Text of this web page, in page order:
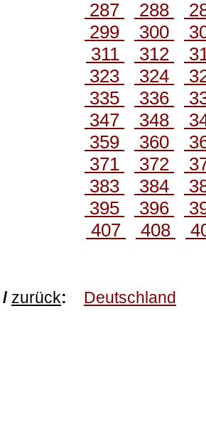
287 288
299
300
311
312
323
324
335
336
347
348
359
360
371
372
383
384
395
396
407
408
zurück: Deutschland